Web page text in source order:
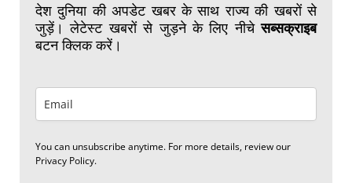
देश दुनिया की अपडेट खबर के साथ राज्य की खबरों से
जुड़ें। लेटेस्ट खबरों से जुड़ने के लिए नीचेसब्सक्राइब
बटन क्लिक करें।
You can unsubscribe anytime. For more details, review our
Privacy Policy.